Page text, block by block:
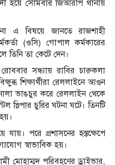
হয়ে সোমবার জিআরপি থানায়
এ বিষয়ে জানতে রাজশাহী
(ওসি) গোপাল কর্মকারের
তা কেটে দেন।
সন্ধ্যায় রাবির চারুকলা
শিক্ষার্থীরা রেললাইনে আগুন
ভাঙচুর করে রেললাইন থেকে
স্লিপার চুরির ঘটনা ঘটে। তিনটি
পরে প্রশাসনের হস্তক্ষেপে
স্বাভাবিক হয়।
মোহাম্মদ পরিবহণের ড্রাইভার,